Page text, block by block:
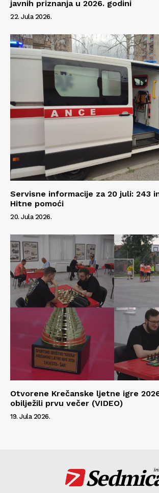
javnih priznanja u 2026. godini
22. Jula 2026.
Servisne informacije za 20 juli: 243
Hitne pomoći
20. Jula 2026.
Otvorene Krečanske ljetne igre
obilježili prvu večer (VIDEO)
19. Jula 2026.